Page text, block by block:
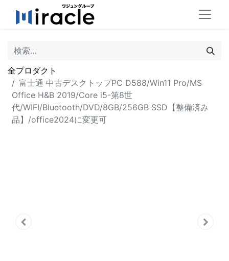
全プロダクト
富士通 中古デスクトップPC D588/Win11 Pro/MS
Office H&B 2019/Core i5-第8世
代/WIFI/Bluetooth/DVD/8GB/256GB SSD【整備済み
品】/office2024に変更可